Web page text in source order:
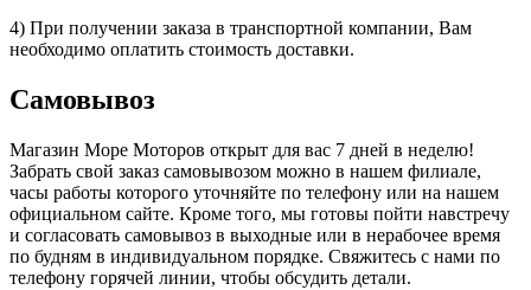
4) При получении заказа в транспортной компании, Вам
необходимо оплатить стоимость доставки.
Самовывоз
Магазин Море Моторов открыт для вас 7 дней в неделю!
Забрать свой заказ самовывозом можно в нашем филиале,
часы работы которого уточняйте по телефону или на нашем
официальном сайте. Кроме того, мы готовы пойти навстречу
и согласовать самовывоз в выходные или в нерабочее время
по будням в индивидуальном порядке. Свяжитесь с нами по
телефону горячей линии, чтобы обсудить детали.